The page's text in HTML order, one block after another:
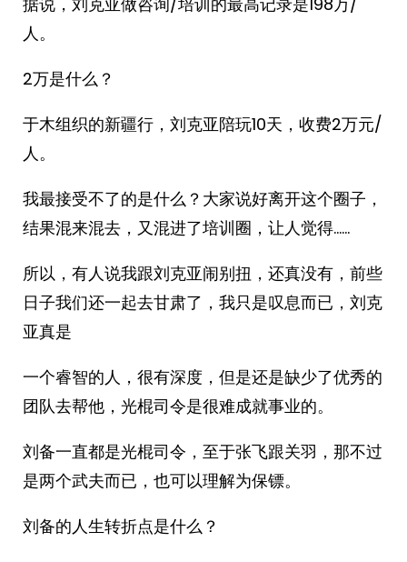
人。
2万是什么？
于木组织的新疆行，刘克亚陪玩10天，收费2万元/
人。
我最接受不了的是什么？大家说好离开这个圈子，
结果混来混去，又混进了培训圈，让人觉得……
所以，有人说我跟刘克亚闹别扭，还真没有，前些
日子我们还一起去甘肃了，我只是叹息而已，刘克
亚真是
一个睿智的人，很有深度，但是还是缺少了优秀的
团队去帮他，光棍司令是很难成就事业的。
刘备一直都是光棍司令，至于张飞跟关羽，那不过
是两个武夫而已，也可以理解为保镖。
刘备的人生转折点是什么？